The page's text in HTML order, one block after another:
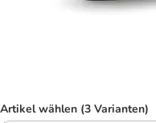
Artikel wählen (3 Varianten)